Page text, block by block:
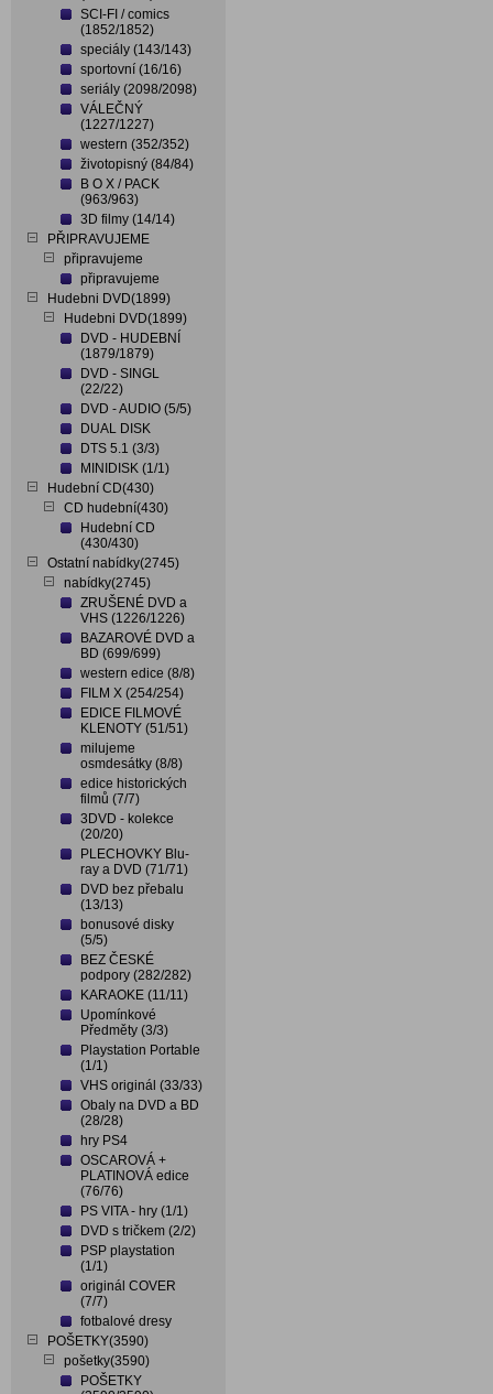
SCI-FI / comics
(1852/1852)
speciály (143/143)
sportovní (16/16)
seriály (2098/2098)
VÁLEČNÝ
(1227/1227)
western (352/352)
životopisný (84/84)
B O X / PACK
(963/963)
3D filmy (14/14)
PŘIPRAVUJEME
připravujeme
připravujeme
Hudebni DVD(1899)
Hudebni DVD(1899)
DVD - HUDEBNÍ
(1879/1879)
DVD - SINGL
(22/22)
DVD - AUDIO (5/5)
DUAL DISK
DTS 5.1 (3/3)
MINIDISK (1/1)
Hudební CD(430)
CD hudební(430)
Hudební CD
(430/430)
Ostatní nabídky(2745)
nabídky(2745)
ZRUŠENÉ DVD a
VHS (1226/1226)
BAZAROVÉ DVD a
BD (699/699)
western edice (8/8)
FILM X (254/254)
EDICE FILMOVÉ
KLENOTY (51/51)
milujeme
osmdesátky (8/8)
edice historických
filmů (7/7)
3DVD - kolekce
(20/20)
PLECHOVKY Blu-
ray a DVD (71/71)
DVD bez přebalu
(13/13)
bonusové disky
(5/5)
BEZ ČESKÉ
podpory (282/282)
KARAOKE (11/11)
Upomínkové
Předměty (3/3)
Playstation Portable
(1/1)
VHS originál (33/33)
Obaly na DVD a BD
(28/28)
hry PS4
OSCAROVÁ +
PLATINOVÁ edice
(76/76)
PS VITA - hry (1/1)
DVD s tričkem (2/2)
PSP playstation
(1/1)
originál COVER
(7/7)
fotbalové dresy
POŠETKY(3590)
pošetky(3590)
POŠETKY